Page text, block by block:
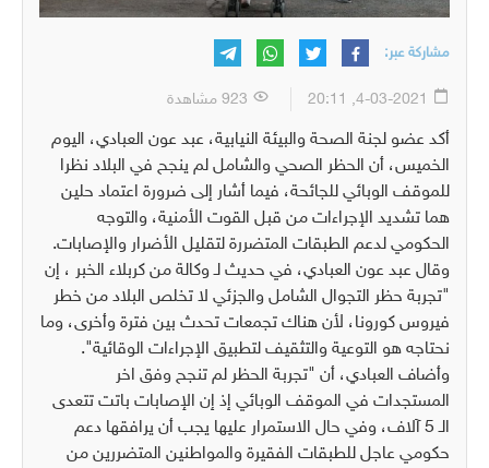
مشاركة عبر:
أكد عضو لجنة الصحة والبيئة النيابية، عبد عون العبادي، اليوم
الخميس، أن الحظر الصحي والشامل لم ينجح في البلاد نظرا
للموقف الوبائي للجائحة، فيما أشار إلى ضرورة اعتماد حلين
هما تشديد الإجراءات من قبل القوت الأمنية، والتوجه
الحكومي لدعم الطبقات المتضررة لتقليل الأضرار والإصابات.
وقال عبد عون العبادي، في حديث لـ وكالة من كربلاء الخبر ، إن
"تجربة حظر التجوال الشامل والجزئي لا تخلص البلاد من خطر
فيروس كورونا، لأن هناك تجمعات تحدث بين فترة وأخرى، وما
نحتاجه هو التوعية والتثقيف لتطبيق الإجراءات الوقائية".
وأضاف العبادي، أن "تجربة الحظر لم تنجح وفق اخر
المستجدات في الموقف الوبائي إذ إن الإصابات باتت تتعدى
الـ 5 آلاف، وفي حال الاستمرار عليها يجب أن يرافقها دعم
حكومي عاجل للطبقات الفقيرة والمواطنين المتضررين من